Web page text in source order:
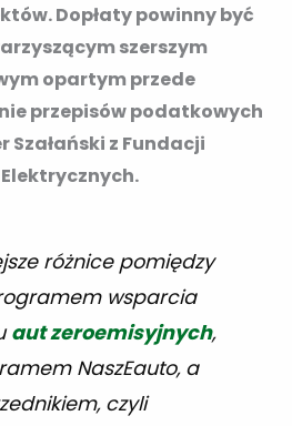
Dopłaty powinny być
szerszym
opartym przede
przepisów podatkowych
Szałański z Fundacji
różnice pomiędzy
wsparcia
aut zeroemisyjnych,
NaszEauto, a
czyli